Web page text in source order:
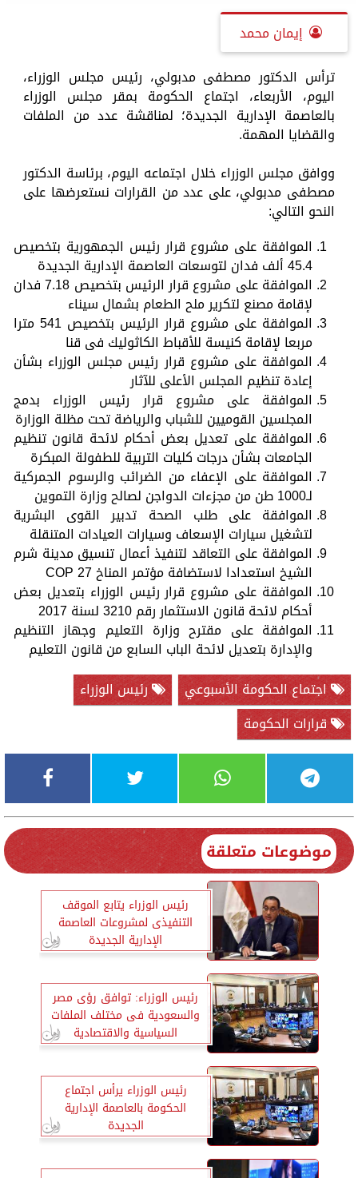
إيمان محمد
ترأس الدكتور مصطفى مدبولي، رئيس مجلس الوزراء،
اليوم، الأربعاء، اجتماع الحكومة بمقر مجلس الوزراء
بالعاصمة الإدارية الجديدة؛ لمناقشة عدد من الملفات
والقضايا المهمة.
ووافق مجلس الوزراء خلال اجتماعه اليوم، برئاسة الدكتور
مصطفى مدبولي، على عدد من القرارات نستعرضها على
النحو التالي:
الموافقة على مشروع قرار رئيس الجمهورية بتخصيص
45.4 ألف فدان لتوسعات العاصمة الإدارية الجديدة
الموافقة على مشروع قرار الرئيس بتخصيص 7.18 فدان
لإقامة مصنع لتكرير ملح الطعام بشمال سيناء
الموافقة على مشروع قرار الرئيس بتخصيص 541 مترا
مربعا لإقامة كنيسة للأقباط الكاثوليك فى قنا
الموافقة على مشروع قرار رئيس مجلس الوزراء بشأن
إعادة تنظيم المجلس الأعلى للآثار
الموافقة على مشروع قرار رئيس الوزراء بدمج
المجلسين القوميين للشباب والرياضة تحت مظلة الوزارة
الموافقة على تعديل بعض أحكام لائحة قانون تنظيم
الجامعات بشأن درجات كليات التربية للطفولة المبكرة
الموافقة على الإعفاء من الضرائب والرسوم الجمركية
لـ1000 طن من مجزءات الدواجن لصالح وزارة التموين
الموافقة على طلب الصحة تدبير القوى البشرية
لتشغيل سيارات الإسعاف وسيارات العيادات المتنقلة
الموافقة على التعاقد لتنفيذ أعمال تنسيق مدينة شرم
الشيخ استعدادا لاستضافة مؤتمر المناخ COP 27
الموافقة على مشروع قرار رئيس الوزراء بتعديل بعض
أحكام لائحة قانون الاستثمار رقم 3210 لسنة 2017
الموافقة على مقترح وزارة التعليم وجهاز التنظيم
والإدارة بتعديل لائحة الباب السابع من قانون التعليم
اجتماع الحكومة الأسبوعي
رئيس الوزراء
قرارات الحكومة
موضوعات متعلقة
رئيس الوزراء يتابع الموقف
التنفيذى لمشروعات العاصمة
الإدارية الجديدة
رئيس الوزراء: توافق رؤى مصر
والسعودية فى مختلف الملفات
السياسية والاقتصادية
رئيس الوزراء يرأس اجتماع
الحكومة بالعاصمة الإدارية
الجديدة